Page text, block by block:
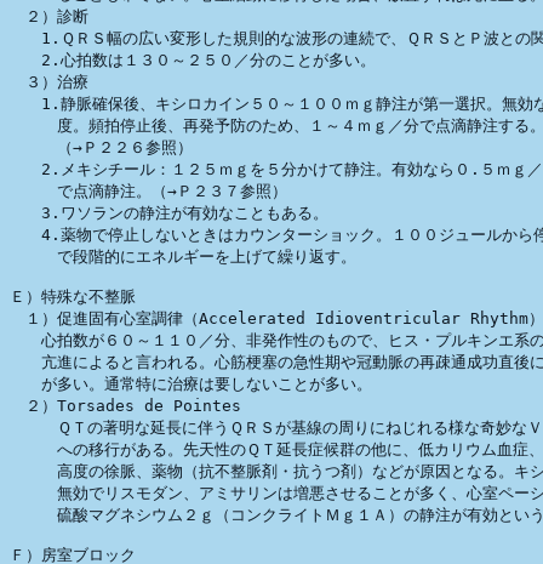
２）診断
1.ＱＲＳ幅の広い変形した規則的な波形の連続で、ＱＲＳとＰ波との
2.心拍数は１３０～２５０／分のことが多い。
３）治療
1.静脈確保後、キシロカイン５０～１００ｍｇ静注が第一選択。無効
度。頻拍停止後、再発予防のため、１～４ｍｇ／分で点滴静注する
（→Ｐ２２６参照）
2.メキシチール：１２５ｍｇを５分かけて静注。有効なら０.５ｍｇ／
で点滴静注。（→Ｐ２３７参照）
3.ワソランの静注が有効なこともある。
4.薬物で停止しないときはカウンターショック。１００ジュールから
で段階的にエネルギーを上げて繰り返す。
Ｅ）特殊な不整脈
１）促進固有心室調律（Accelerated Idioventricular
心拍数が６０～１１０／分、非発作性のもので、ヒス・プルキンエ系
亢進によると言われる。心筋梗塞の急性期や冠動脈の再疎通成功直後
が多い。通常特に治療は要しないことが多い。
２）Torsades de Pointes
ＱＴの著明な延長に伴うＱＲＳが基線の周りにねじれる様な奇妙なＶ
への移行がある。先天性のＱＴ延長症候群の他に、低カリウム血症
高度の徐脈、薬物（抗不整脈剤・抗うつ剤）などが原因となる。キ
無効でリスモダン、アミサリンは増悪させることが多く、心室ペー
硫酸マグネシウム２ｇ（コンクライトＭｇ１Ａ）の静注が有効とい
Ｆ）房室ブロック